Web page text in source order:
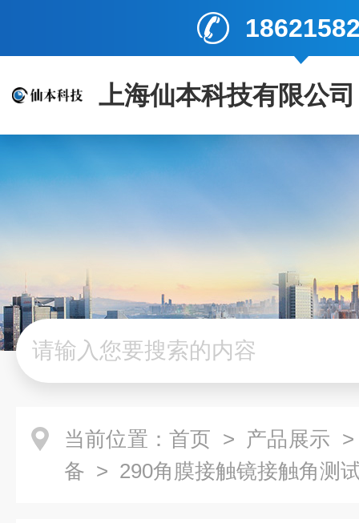
上海仙本科技有限公司
当前位置： 首页 > 产品展示
备 > 290角膜接触镜接触角测